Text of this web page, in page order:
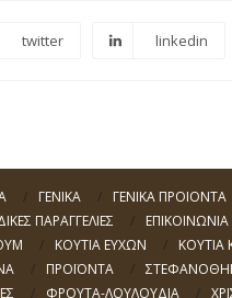
twitter linkedin
ΓΕΝΙΚΑ
ΓΕΝΙΚΑ ΠΡΟΙΟΝΤΑ
ΠΑΡΑΓΓΕΛΙΕΣ ΕΠΙΚΟΙΝΩΝΙΑ
ΚΟΥΤΙΑ ΕΥΧΩΝ
ΚΟΥΤΙΑ
ΠΡΟΪΟΝΤΑ
ΦΡΟΥΤΑ-ΛΟΥΛΟΥΔΙΑ